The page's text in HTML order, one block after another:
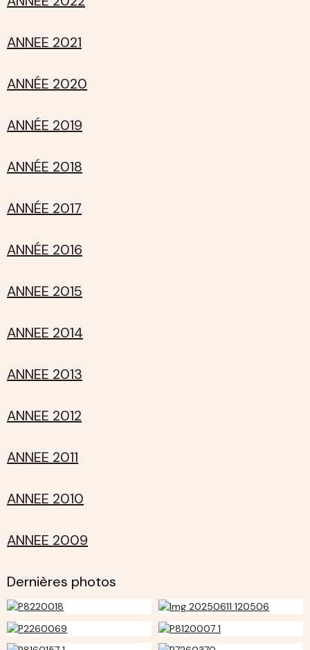
ANNEE 2021
ANNÉE 2020
ANNÉE 2019
ANNÉE 2018
ANNÉE 2017
ANNÉE 2016
ANNEE 2015
ANNEE 2014
ANNEE 2013
ANNEE 2012
ANNEE 2011
ANNEE 2010
ANNEE 2009
Dernières photos